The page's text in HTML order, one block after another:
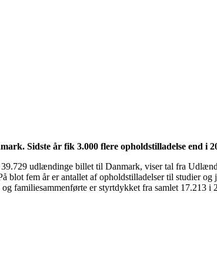
Sidste år fik 3.000 flere opholdstilladelse end i
udlændinge billet til Danmark, viser tal fra
fem år er antallet af opholdstilladelser til studier
familiesammenførte er styrtdykket fra samlet 17.213 i